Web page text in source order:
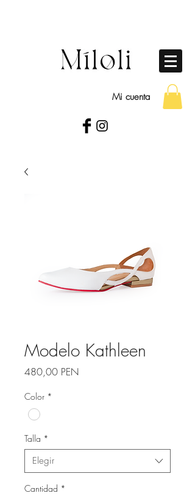
Mi cuenta
Modelo Kathleen
480,00 PENPrecio
Color *
Talla *
Elegir
Cantidad *